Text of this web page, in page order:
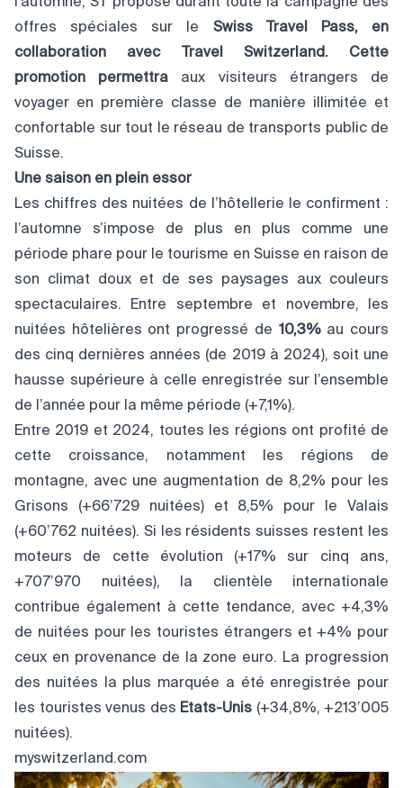
offres spéciales sur le Swiss Travel Pass, en
collaboration avec Travel Switzerland. Cette
promotion permettra aux visiteurs étrangers de
voyager en première classe de manière illimitée et
confortable sur tout le réseau de transports public de
Suisse.
Une saison en plein essor
Les chiffres des nuitées de l’hôtellerie le confirment :
l’automne s’impose de plus en plus comme une
période phare pour le tourisme en Suisse en raison de
son climat doux et de ses paysages aux couleurs
spectaculaires. Entre septembre et novembre, les
nuitées hôtelières ont progressé de 10,3%au cours
des cinq dernières années (de 2019 à 2024), soit une
hausse supérieure à celle enregistrée sur l’ensemble
de l’année pour la même période (+7,1%).
Entre 2019 et 2024, toutes les régions ont profité de
cette croissance, notamment les régions de
montagne, avec une augmentation de 8,2% pour les
Grisons (+66’729 nuitées) et 8,5% pour le Valais
(+60’762 nuitées). Si les résidents suisses restent les
moteurs de cette évolution (+17% sur cinq ans,
+707’970 nuitées), la clientèle internationale
contribue également à cette tendance, avec +4,3%
de nuitées pour les touristes étrangers et +4% pour
ceux en provenance de la zone euro. La progression
des nuitées la plus marquée a été enregistrée pour
les touristes venus des Etats-Unis (+34,8%, +213’005
nuitées).
myswitzerland.com